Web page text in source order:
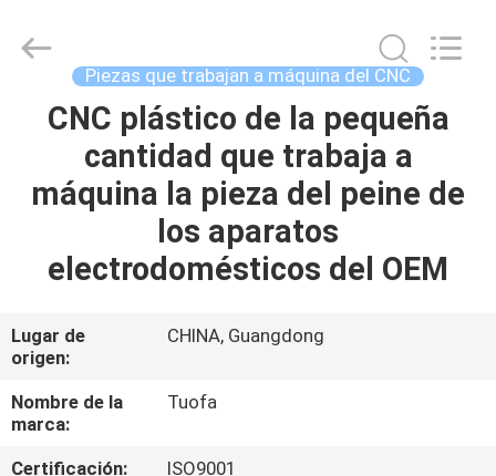
CASA.
PRODUCTOS
NOSOTROS
RECORRIDO
POR
Tuofa
Technology
Piezas que trabajan a máquina del CNC
CNC plástico de la pequeña
cantidad que trabaja a
máquina la pieza del peine de
los aparatos
electrodomésticos del OEM
Lugar de
origen:
CHINA, Guangdong
Nombre de la
marca:
Tuofa
Certificación:
ISO9001